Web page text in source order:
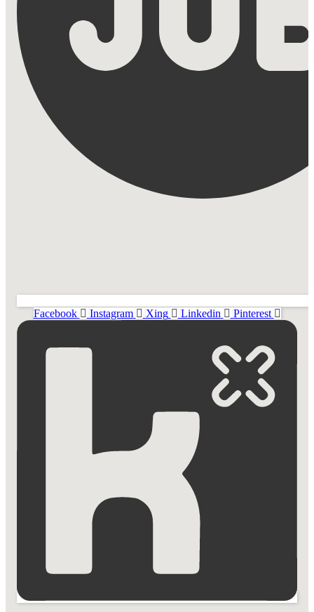
Facebook Instagram Xing Linkedin Pinterest